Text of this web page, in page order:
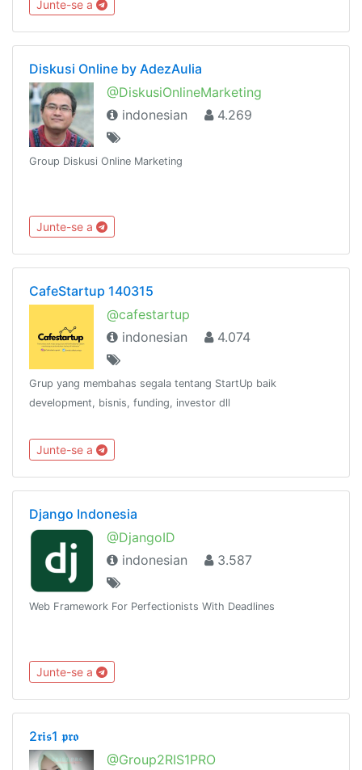
Junte-se a
Diskusi Online by AdezAulia
@DiskusiOnlineMarketing
indonesian
4.269
Group Diskusi Online Marketing
Junte-se a
CafeStartup 140315
@cafestartup
indonesian
4.074
Grup yang membahas segala tentang StartUp baik
development, bisnis, funding, investor dll
Junte-se a
Django Indonesia
@DjangoID
indonesian
3.587
Web Framework For Perfectionists With Deadlines
Junte-se a
2𝖗𝖎𝖘1 𝖕𝖗𝖔
@Group2RIS1PRO